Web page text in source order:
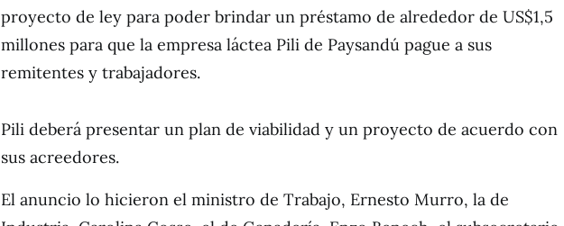
proyecto de ley para poder brindar un préstamo de alrededor de US$1,5
millones para que la empresa láctea Pili de Paysandú pague a sus
remitentes y trabajadores.
Pili deberá presentar un plan de viabilidad y un proyecto de acuerdo con
sus acreedores.
El anuncio lo hicieron el ministro de Trabajo, Ernesto Murro, la de